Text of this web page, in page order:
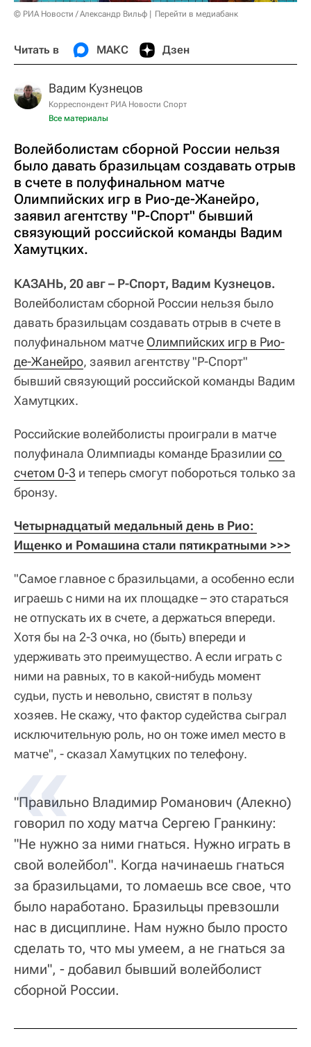
© РИА Новости / Александр Вильф Перейти в медиабанк
Читать в МАКС Дзен
Вадим Кузнецов
Корреспондент РИА Новости Спорт
Все материалы
Волейболистам сборной России нельзя
было давать бразильцам создавать отрыв
в счете в полуфинальном матче
Олимпийских игр в Рио-де-Жанейро,
заявил агентству "Р-Спорт" бывший
связующий российской команды Вадим
Хамутцких.
КАЗАНЬ, 20 авг – Р-Спорт, Вадим Кузнецов.
Волейболистам сборной России нельзя было
давать бразильцам создавать отрыв в счете в
полуфинальном матче Олимпийских игр в Рио-
де-Жанейро, заявил агентству "Р-Спорт"
бывший связующий российской команды Вадим
Хамутцких.
Российские волейболисты проиграли в матче
полуфинала Олимпиады команде Бразилии со
счетом 0-3 и теперь смогут побороться только за
бронзу.
Четырнадцатый медальный день в Рио:
Ищенко и Ромашина стали пятикратными >>>
"Самое главное с бразильцами, а особенно если
играешь с ними на их площадке – это стараться
не отпускать их в счете, а держаться впереди.
Хотя бы на 2-3 очка, но (быть) впереди и
удерживать это преимущество. А если играть с
ними на равных, то в какой-нибудь момент
судьи, пусть и невольно, свистят в пользу
хозяев. Не скажу, что фактор судейства сыграл
исключительную роль, но он тоже имел место в
матче", - сказал Хамутцких по телефону.
"Правильно Владимир Романович (Алекно)
говорил по ходу матча Сергею Гранкину:
"Не нужно за ними гнаться. Нужно играть в
свой волейбол". Когда начинаешь гнаться
за бразильцами, то ломаешь все свое, что
было наработано. Бразильцы превзошли
нас в дисциплине. Нам нужно было просто
сделать то, что мы умеем, а не гнаться за
ними", - добавил бывший волейболист
сборной России.